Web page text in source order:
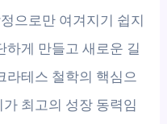
으로만 여겨지기 쉽지
하게 만들고 새로운 길
라테스 철학의 핵심으
최고의 성장 동력임